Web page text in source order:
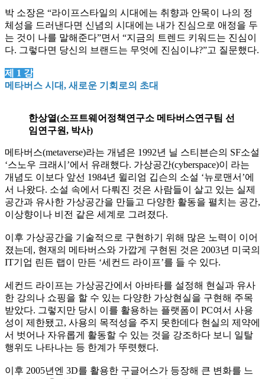
박 소장은 “라이프스타일의 시대에는 취향과 안목이 나의 정
체성을 드러낸다면 신념의 시대에는 내가 진심으로 애정을 두
는 것이 나를 말해준다”면서 “지금의 트렌드 키워드는 진심이
다. 그렇다면 당신의 브랜드는 무엇에 진심이냐?”고 질문했다.
제 1 강
메타버스 시대, 새로운 기회로의 초대
한상열(소프트웨어정책연구소 메타버스연구팀 선
임연구원, 박사)
메타버스(metaverse)라는 개념은 1992년 닐 스티븐슨의 SF소설
‘스노우 크래시 ’에서 유래했다. 가상공간(cyberspace)이 라는
개념도 이보다 앞선 1984년 윌리엄 깁슨의 소설 ‘뉴로맨서 ’에
서 나왔다. 소설 속에서 다뤄진 것은 사람들이 살고 있는 실제
공간과 유사한 가상공간을 만들고 다양한 활동을 펼치는 공간,
이상향이나 비전 같은 세계로 그려졌다.
이후 가상공간을 기술적으로 구현하기 위해 많은 노력이 이어
졌는데 , 현재의 메타버스와 가깝게 구현된 것은 2003년 미국의
IT기업 린든 랩이 만든 ‘세컨드 라이프’를 들 수 있다.
세컨드 라이프는 가상공간에서 아바타를 설정해 현실과 유사
한 강의나 쇼핑을 할 수 있는 다양한 가상현실을 구현해 주목
받았다. 그렇지만 당시 이를 활용하는 플랫폼이 PC여서 사용
성이 제한됐고, 사용의 목적성을 주지 못한데다 현실의 제약에
서 벗어나 자유롭게 활동할 수 있는 것을 강조하다 보니 일탈
행위도 나타나는 등 한계가 뚜렷했다.
이후 2005년엔 3D를 활용한 구글어스가 등장해 큰 변화를 느